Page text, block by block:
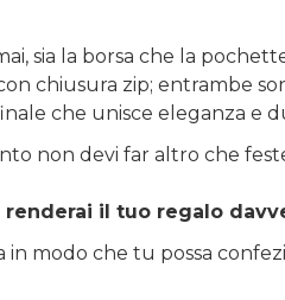
sia la borsa che la
chiusura zip; entrambe
che unisce eleganza e
non devi far altro che
il tuo regalo
in modo che tu possa